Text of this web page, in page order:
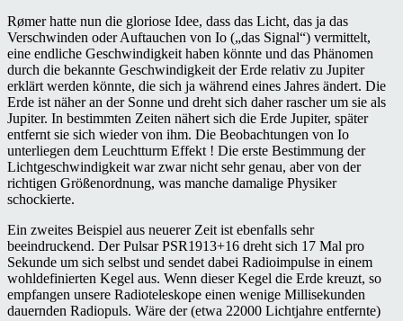
Rømer hatte nun die gloriose Idee, dass das Licht, das ja das
Verschwinden oder Auftauchen von Io („das Signal“) vermittelt,
eine endliche Geschwindigkeit haben könnte und das Phänomen
durch die bekannte Geschwindigkeit der Erde relativ zu Jupiter
erklärt werden könnte, die sich ja während eines Jahres ändert. Die
Erde ist näher an der Sonne und dreht sich daher rascher um sie als
Jupiter. In bestimmten Zeiten nähert sich die Erde Jupiter, später
entfernt sie sich wieder von ihm. Die Beobachtungen von Io
unterliegen dem Leuchtturm Effekt ! Die erste Bestimmung der
Lichtgeschwindigkeit war zwar nicht sehr genau, aber von der
richtigen Größenordnung, was manche damalige Physiker
schockierte.
Ein zweites Beispiel aus neuerer Zeit ist ebenfalls sehr
beeindruckend. Der Pulsar PSR1913+16 dreht sich 17 Mal pro
Sekunde um sich selbst und sendet dabei Radioimpulse in einem
wohldefinierten Kegel aus. Wenn dieser Kegel die Erde kreuzt, so
empfangen unsere Radioteleskope einen wenige Millisekunden
dauernden Radiopuls. Wäre der (etwa 22000 Lichtjahre entfernte)